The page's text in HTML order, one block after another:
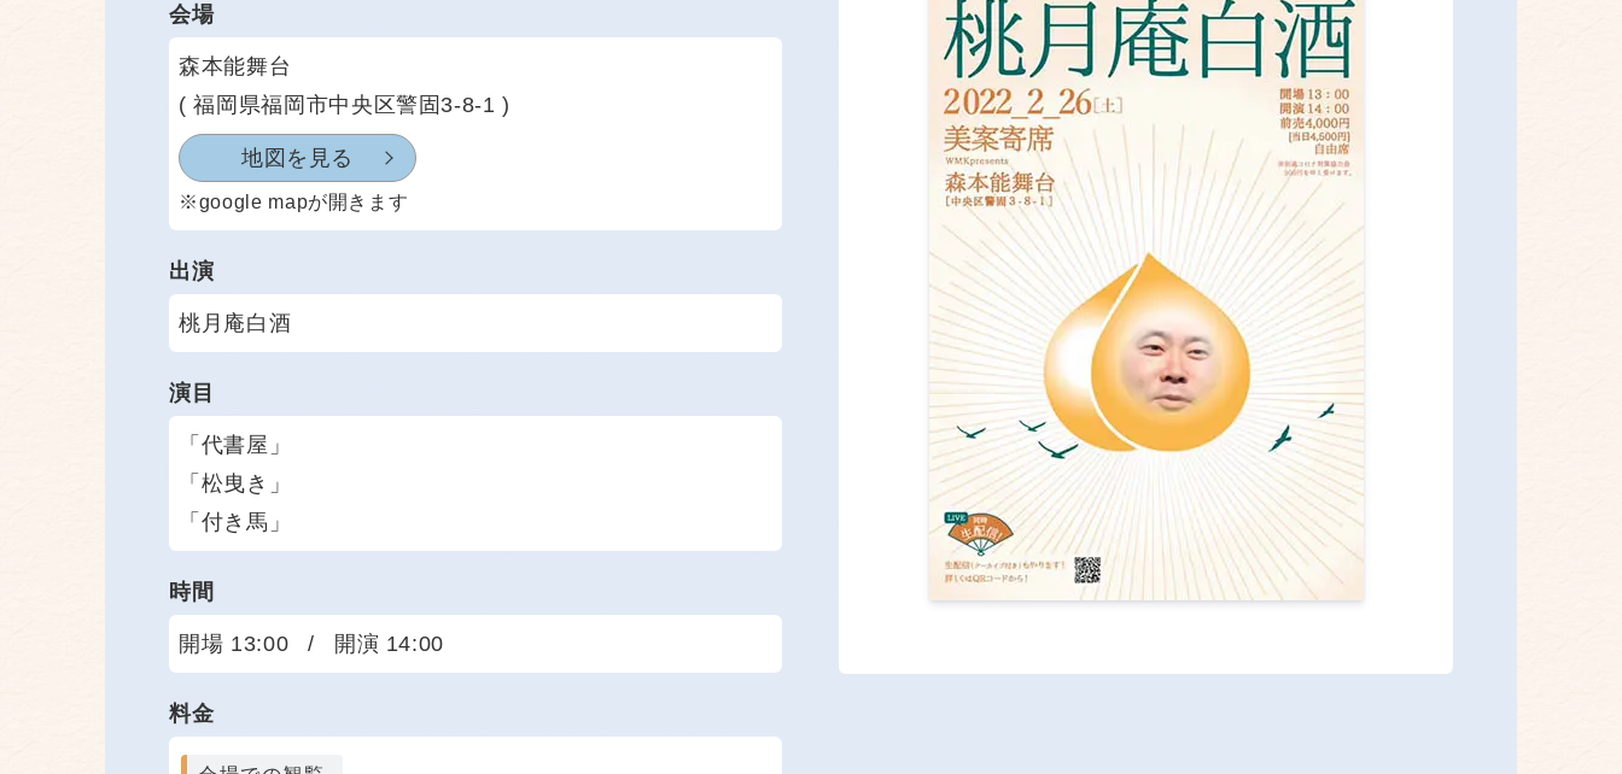
会場
森本能舞台
( 福岡県福岡市中央区警固3-8-1 )
地図を見る
※google mapが開きます
出演
桃月庵白酒
演目
「代書屋」
「松曳き」
「付き馬」
時間
開場 13:00 / 開演 14:00
料金